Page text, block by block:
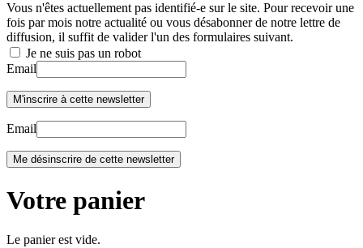
Vous n'êtes actuellement pas identifié-e sur le site. Pour recevoir une
fois par mois notre actualité ou vous désabonner de notre lettre de
diffusion, il suffit de valider l'un des formulaires suivant.
Je ne suis pas un robot
Email
Email
Votre panier
Le panier est vide.